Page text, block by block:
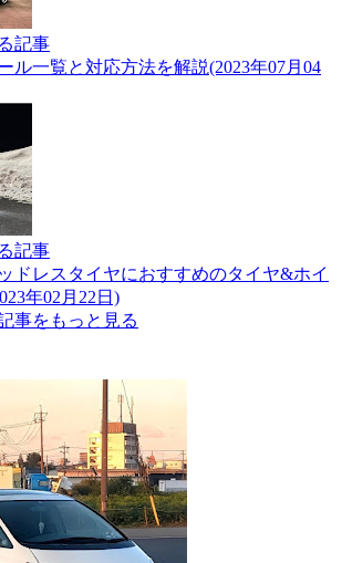
記事
ル一覧と対応方法を解説(2023年07月04
記事
ドレスタイヤにおすすめのタイヤ&ホイ
年02月22日)
事をもっと見る